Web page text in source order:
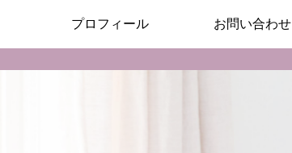
プロフィール お問い合わせ